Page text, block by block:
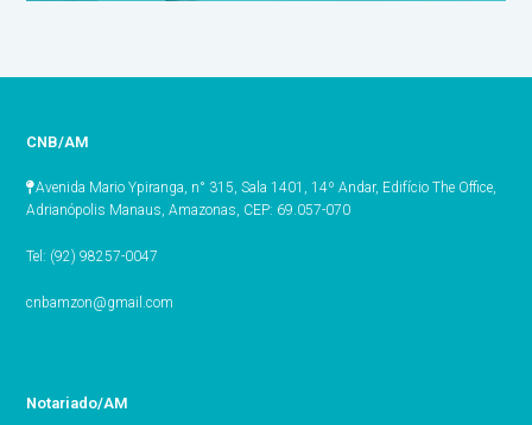
CNB/AM
Avenida Mario Ypiranga, n° 315, Sala 1401, 14º Andar, Edifício The Office,
Adrianópolis Manaus, Amazonas, CEP: 69.057-070
Tel: (92) 98257-0047
cnbamzon@gmail.com
Notariado/AM